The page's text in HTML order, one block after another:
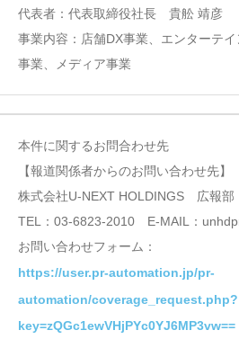
代表者：代表取締役社長 貴舩 靖彦
事業内容：店舗DX事業、エンターテ
事業、メディア事業
本件に関するお問合わせ先
【報道関係者からのお問い合わせ先】
株式会社U-NEXT HOLDINGS 広報部
TEL：03-6823-2010 E-MAIL：
お問い合わせフォーム：
https://user.pr-automation.jp/pr-
automation/coverage_request.php?
key=zQGc1ewVHjPYc0YJ6MP3vw==